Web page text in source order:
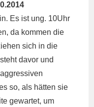
Es ist ung. 10Uhr
da kommen die
sich in die
davor und
so, als hätten sie
gewartet, um